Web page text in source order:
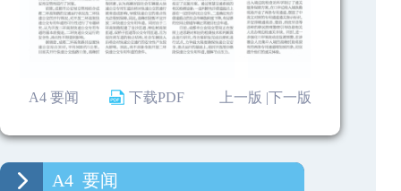
A4 要闻 下载PDF 下一版
上一版 |
A4 要闻